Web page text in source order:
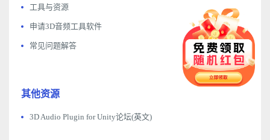
工具与资源
申请3D音频工具软件
常见问题解答
其他资源
3D Audio Plugin for Unity论坛(英文)